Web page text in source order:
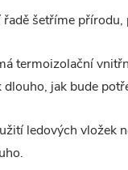
šetříme
termoizolační
dlouho, jak bude
ledových vložek